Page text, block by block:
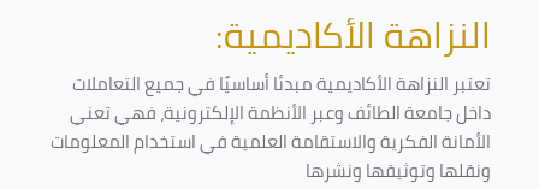
النزاهة الأكاديمية:
تعتبر النزاهة الأكاديمية مبدئا أساسيًا في جميع التعاملات
داخل جامعة الطائف وعبر الأنظمة الإلكترونية، فهي تعني
الأمانة الفكرية والاستقامة العلمية في استخدام المعلومات
ونقلها وتوثيقها ونشرها